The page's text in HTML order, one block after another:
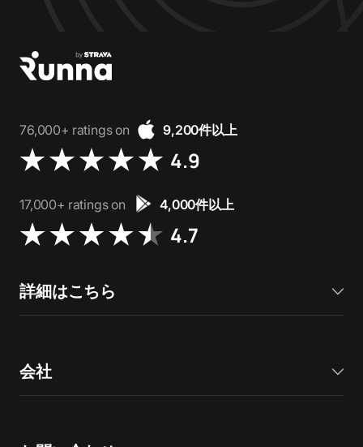
76,000+ ratings on 9,200件以上
4.9
17,000+ ratings on 4,000件以上
4.7
詳細はこちら
会社